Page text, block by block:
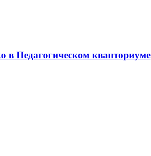
в Педагогическом кванториуме